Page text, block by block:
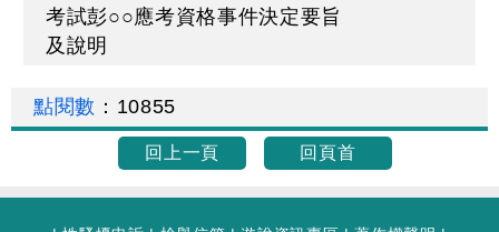
考試彭○○應考資格事件決定要旨
及說明
點閱數 ： 10855
回上一頁 回頁首